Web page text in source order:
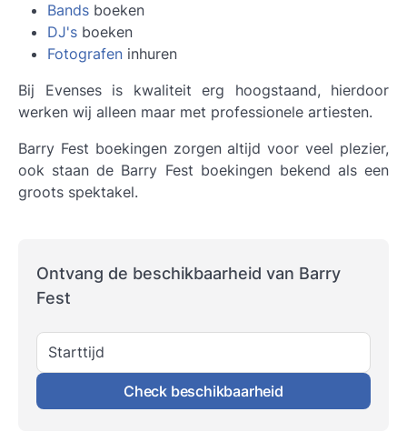
Bands boeken
DJ's boeken
Fotografen inhuren
Bij Evenses is kwaliteit erg hoogstaand, hierdoor
werken wij alleen maar met professionele artiesten.
Barry Fest boekingen zorgen altijd voor veel plezier,
ook staan de Barry Fest boekingen bekend als een
groots spektakel.
Ontvang de beschikbaarheid van Barry
Fest
Starttijd
Check beschikbaarheid